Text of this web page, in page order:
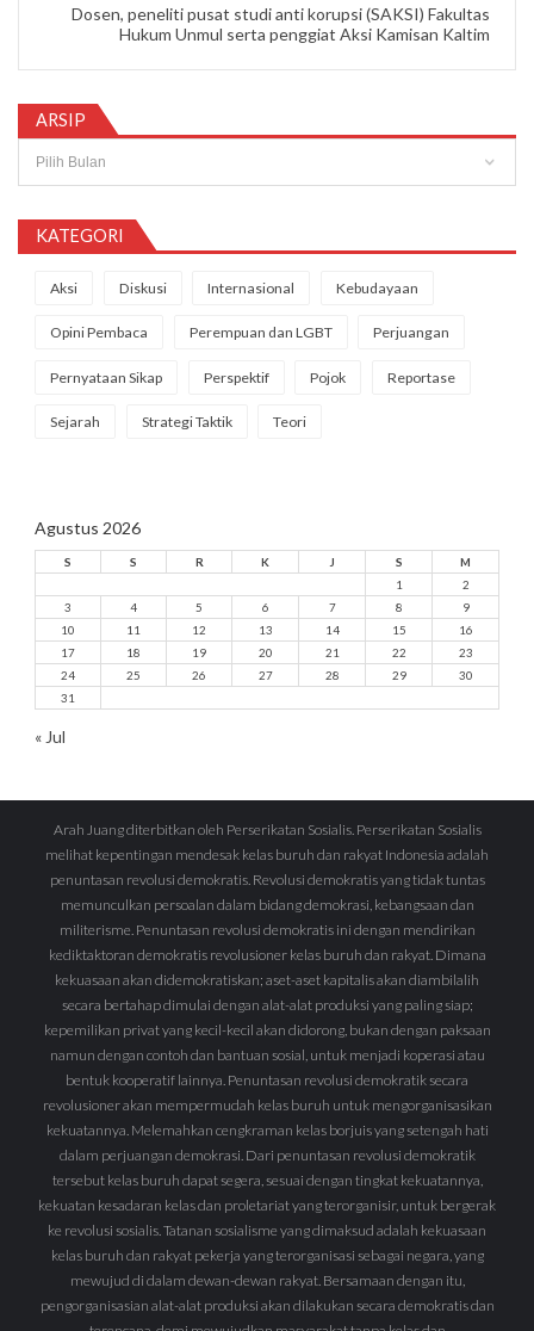
Dosen, peneliti pusat studi anti korupsi (SAKSI) Fakultas
Hukum Unmul serta penggiat Aksi Kamisan Kaltim
ARSIP
KATEGORI
Aksi Diskusi Internasional Kebudayaan
Opini Pembaca Perempuan dan LGBT Perjuangan
Pernyataan Sikap Perspektif Pojok Reportase
Sejarah Strategi Taktik Teori
Agustus 2026
S S R K J S
M
1
2
3
4 5 6 7 8
9
10
11 12 13 14 15
16
17
18 19 20 21 22
23
24
25 26 27 28 29
30
31
« Jul
Arah Juang diterbitkan oleh Perserikatan Sosialis. Perserikatan Sosialis
melihat kepentingan mendesak kelas buruh dan rakyat Indonesia adalah
penuntasan revolusi demokratis. Revolusi demokratis yang tidak tuntas
memunculkan persoalan dalam bidang demokrasi, kebangsaan dan
militerisme. Penuntasan revolusi demokratis ini dengan mendirikan
kediktaktoran demokratis revolusioner kelas buruh dan rakyat. Dimana
kekuasaan akan didemokratiskan; aset-aset kapitalis akan diambilalih
secara bertahap dimulai dengan alat-alat produksi yang paling siap;
kepemilikan privat yang kecil-kecil akan didorong, bukan dengan paksaan
namun dengan contoh dan bantuan sosial, untuk menjadi koperasi atau
bentuk kooperatif lainnya. Penuntasan revolusi demokratik secara
revolusioner akan mempermudah kelas buruh untuk mengorganisasikan
kekuatannya. Melemahkan cengkraman kelas borjuis yang setengah hati
dalam perjuangan demokrasi. Dari penuntasan revolusi demokratik
tersebut kelas buruh dapat segera, sesuai dengan tingkat kekuatannya,
kekuatan kesadaran kelas dan proletariat yang terorganisir, untuk bergerak
ke revolusi sosialis. Tatanan sosialisme yang dimaksud adalah kekuasaan
kelas buruh dan rakyat pekerja yang terorganisasi sebagai negara, yang
mewujud di dalam dewan-dewan rakyat. Bersamaan dengan itu,
pengorganisasian alat-alat produksi akan dilakukan secara demokratis dan